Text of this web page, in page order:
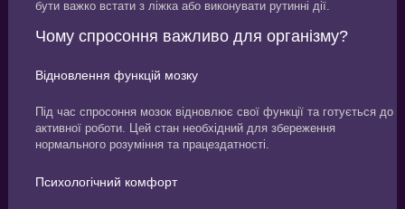
бути важко встати з ліжка або виконувати рутинні дії.
Чому спросоння важливо для організму?
Відновлення функцій мозку
Під час спросоння мозок відновлює свої функції та готується до
активної роботи. Цей стан необхідний для збереження
нормального розуміння та працездатності.
Психологічний комфорт